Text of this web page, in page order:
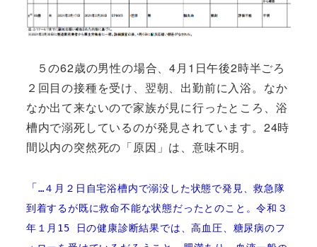
５の62歳の男性の場合、4月1日午後2時半ごろ
２回目の接種を受け、翌朝、出勤前に入浴。なか
なか出て来ないので家族が見に行ったところ、浴
槽内で溺死しているのが発見されています。24時
間以内の突然死の「原因」は、意味不明。
「…４月２日自宅浴槽内で溺没した状態で発見、救急隊
到着するが既に救命不能な状態だったとのこと。令和３
年１月 15 日の健康診断結果では、高血圧、糖尿病のフ